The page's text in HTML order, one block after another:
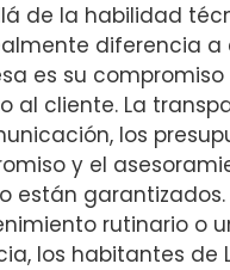
de la habilidad
diferencia a
es su compromiso
al cliente. La
los
y el
están garantizados.
rutinario o
los habitantes de